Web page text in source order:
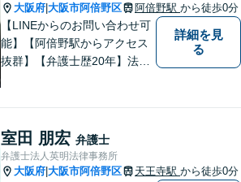
大阪府 大阪市阿倍野区 阿倍野駅 から徒歩0分
【LINEからのお問い合わせ可
能】【阿倍野駅からアクセス
抜群】【弁護士歴20年】法テ
トップ対応が強み！交通事故
／遺産分割／離婚／債務整理
／その他
詳細を見
る
室田 朋宏 弁護士
弁護士法人英明法律事務所
大阪府 大阪市阿倍野区 天王寺駅 から徒歩0分